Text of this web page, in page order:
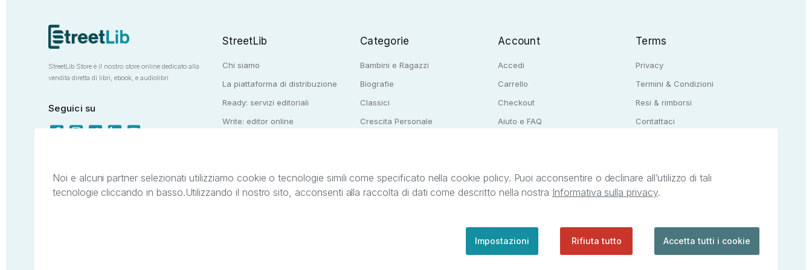
StreetLib Store è il nostro store online dedicato alla
vendita diretta di libri, ebook, e audiolibri
Seguici su
StreetLib
Chi siamo
La piattaforma di distribuzione
Ready: servizi editoriali
Write: editor online
Categorie
Bambini e Ragazzi
Biografie
Classici
Crescita Personale
Account
Accedi
Carrello
Checkout
Aiuto e FAQ
Terms
Privacy
Termini & Condizioni
Resi & rimborsi
Contattaci
Il presente sito web è di proprietà di StreetLib S.r.l. C.F. e P.IVA 05338720963. StreetLib S.r.l. è titolare di tutti i diritti di proprietà intellettuale afferenti ai marchi, loghi e
Noi e alcuni partner selezionati utilizziamo cookie o tecnologie simili come specificato nella cookie policy. Puoi acconsentire o declinare all’utilizzo di tali
tecnologie cliccando in basso.Utilizzando il nostro sito, acconsenti alla raccolta di dati come descritto nella nostra Informativa sulla privacy.
Impostazioni Rifiuta tutto Accetta tutti i cookie